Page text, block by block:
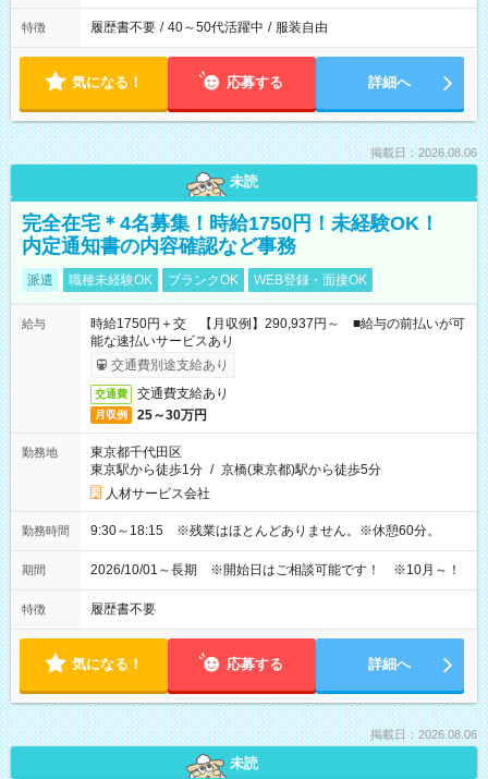
特徴 履歴書不要 / 40～50代活躍中 / 服装自由
気になる！ 応募する 詳細へ
掲載日：2026.08.06
未読
完全在宅＊4名募集！時給1750円！未経験OK！
内定通知書の内容確認など事務
派遣 職種未経験OK ブランクOK WEB登録・面接OK
給与
時給1750円＋交 【月収例】290,937円～ ■給与の前払いが可
能な速払いサービスあり
交通費別途支給あり
交通費 交通費支給あり
月収例 25～30万円
勤務地
東京都千代田区
東京駅から徒歩1分 / 京橋(東京都)駅から徒歩5分
人材サービス会社
勤務時間 9:30～18:15 ※残業はほとんどありません。※休憩60分。
期間 2026/10/01～長期 ※開始日はご相談可能です！ ※10月～！
特徴 履歴書不要
気になる！ 応募する 詳細へ
掲載日：2026.08.06
未読